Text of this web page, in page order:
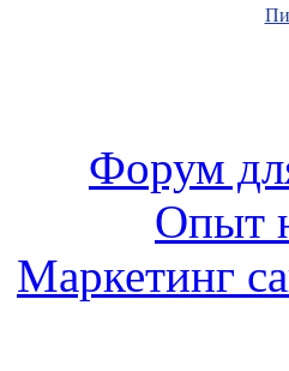
Форум
Опыт
Маркетинг